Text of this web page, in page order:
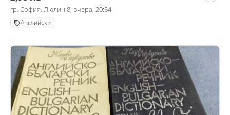
гр. София, Люлин 8, вчера, 20:54
Английски